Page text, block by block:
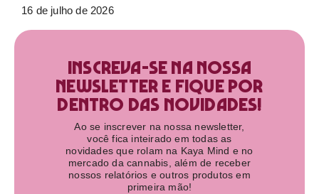
16 de julho de 2026
Inscreva-se na nossa
newsletter e fique por
dentro das novidades!​
Ao se inscrever na nossa newsletter,
você fica inteirado em todas as
novidades que rolam na Kaya Mind e no
mercado da cannabis, além de receber
nossos relatórios e outros produtos em
primeira mão!